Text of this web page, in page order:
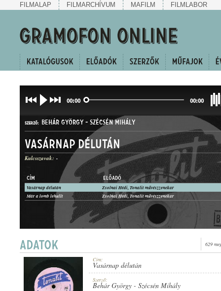
FILMALAP FILMARCHÍVUM MAFILM FILMLABOR
00:00 00:00
SZERZŐ: BEHÁR GYÖRGY- SZÉCSÉN MIHÁLY
MŰFAJ: FOX
MEGJELENÉS IDEJE: 1949
Vasárnap délután
Kulcsszavak: -
CÍM ELŐADÓ
Vasárnap délután
Zsolnai Hédi, Tonalit művészzenekar
Már a lomb lehullt
Zsolnai Hédi, Tonalit művészzenekar
629
Cím:
Vasárnap délután
Szerző:
Behár György - Szécsén Mihály